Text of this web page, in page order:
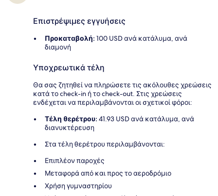
Επιστρέψιμες εγγυήσεις
Προκαταβολή: 100 USD ανά κατάλυμα, ανά
διαμονή
Υποχρεωτικά τέλη
Θα σας ζητηθεί να πληρώσετε τις ακόλουθες χρεώσεις
κατά το check-in ή το check-out. Στις χρεώσεις
ενδέχεται να περιλαμβάνονται οι σχετικοί φόροι:
Τέλη θερέτρου: 41.93 USD ανά κατάλυμα, ανά
διανυκτέρευση
Στα τέλη θερέτρου περιλαμβάνονται:
Επιπλέον παροχές
Μεταφορά από και προς το αεροδρόμιο
Χρήση γυμναστηρίου